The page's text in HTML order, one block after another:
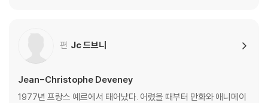
편 Jc 드브니
Jean-Christophe Deveney
1977년 프랑스 예르에서 태어났다. 어렸을 때부터 만화와 애니메이